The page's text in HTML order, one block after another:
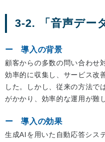
3-2. 「音声デー
導入の背景
顧客からの多数の問い合わせ
効率的に収集し、サービス改
した。しかし、従来の方法で
がかかり、効率的な運用が難
導入の効果
生成AIを用いた自動応答シス